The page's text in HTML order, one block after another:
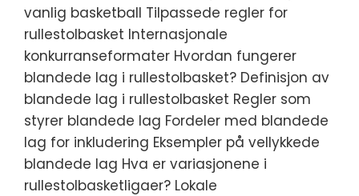
vanlig basketball Tilpassede regler for
rullestolbasket Internasjonale
konkurranseformater Hvordan fungerer
blandede lag i rullestolbasket? Definisjon av
blandede lag i rullestolbasket Regler som
styrer blandede lag Fordeler med blandede
lag for inkludering Eksempler på vellykkede
blandede lag Hva er variasjonene i
rullestolbasketligaer? Lokale